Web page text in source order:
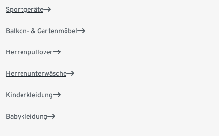
Sportgeräte
Balkon- & Gartenmöbel
Herrenpullover
Herrenunterwäsche
Kinderkleidung
Babykleidung